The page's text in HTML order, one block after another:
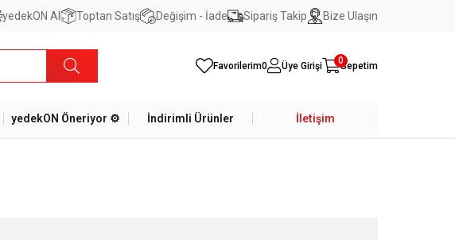
yedekON AI Toptan Satış Değişim - İade Sipariş Takip Bize Ulaşın
Favorilerim0 Üye Girişi Sepetim
0
yedekON Öneriyor ⚙️ İndirimli Ürünler İletişim